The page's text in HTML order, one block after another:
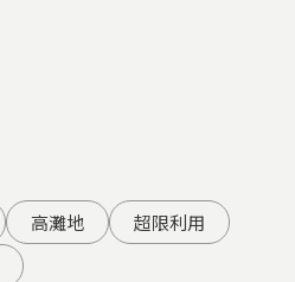
高灘地
超限利用